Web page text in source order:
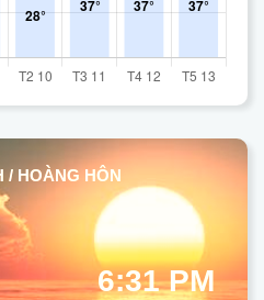
/ HOÀNG HÔN
6:31 PM